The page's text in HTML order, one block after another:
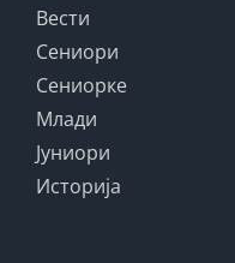
Вести
Сениори
Сениорке
Млади
Јуниори
Историја